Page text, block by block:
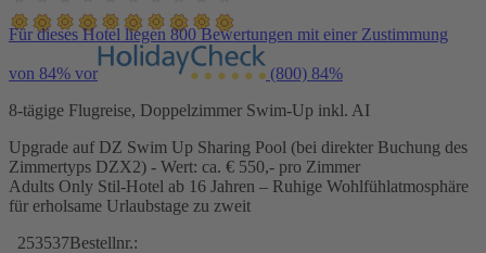
Für dieses Hotel liegen 800 Bewertungen mit einer Zustimmung
von 84% vor (800) 84%
8-tägige Flugreise, Doppelzimmer Swim-Up inkl. AI
Upgrade auf DZ Swim Up Sharing Pool (bei direkter Buchung des
Zimmertyps DZX2) - Wert: ca. € 550,- pro Zimmer
Adults Only Stil-Hotel ab 16 Jahren – Ruhige Wohlfühlatmosphäre
für erholsame Urlaubstage zu zweit
253537Bestellnr.: